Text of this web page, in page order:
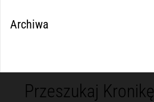
Archiwa
Przeszukaj Kronikę